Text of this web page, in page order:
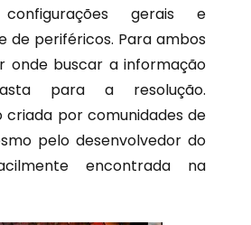
configurações gerais e
de periféricos. Para ambos
onde buscar a informação
para a resolução.
criada por comunidades de
pelo desenvolvedor do
encontrada na